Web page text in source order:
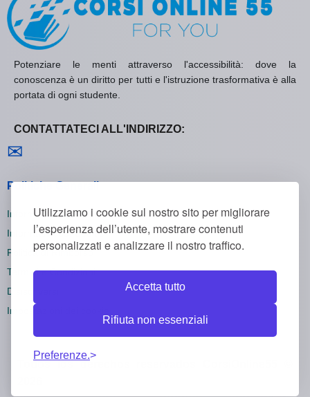
Utilizziamo i cookie sul nostro sito per migliorare
l’esperienza dell’utente, mostrare contenuti
personalizzati e analizzare il nostro traffico.
Accetta tutto
Rifiuta non essenziali
Preferenze.
Potenziare le menti attraverso l'accessibilità: dove la
conoscenza è un diritto per tutti e l'istruzione trasformativa è alla
portata di ogni studente.
CONTATTATECI ALL'INDIRIZZO:
✉
Politiche Generali
Informativa sulla Privacy
Informativa sui Cookie
Politica di Rimborso
Termini e Condizioni
Disiscriversi
Impostazioni dei cookie
Todos los derechos reservados CorsiOnline55 ©